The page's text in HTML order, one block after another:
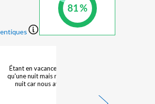
81 %
Étant en vacances itinérantes nous n'avions retenu
qu'une nuit mais nous sommes restés une deuxième
nuit car nous avons trouvé un excellent accueil